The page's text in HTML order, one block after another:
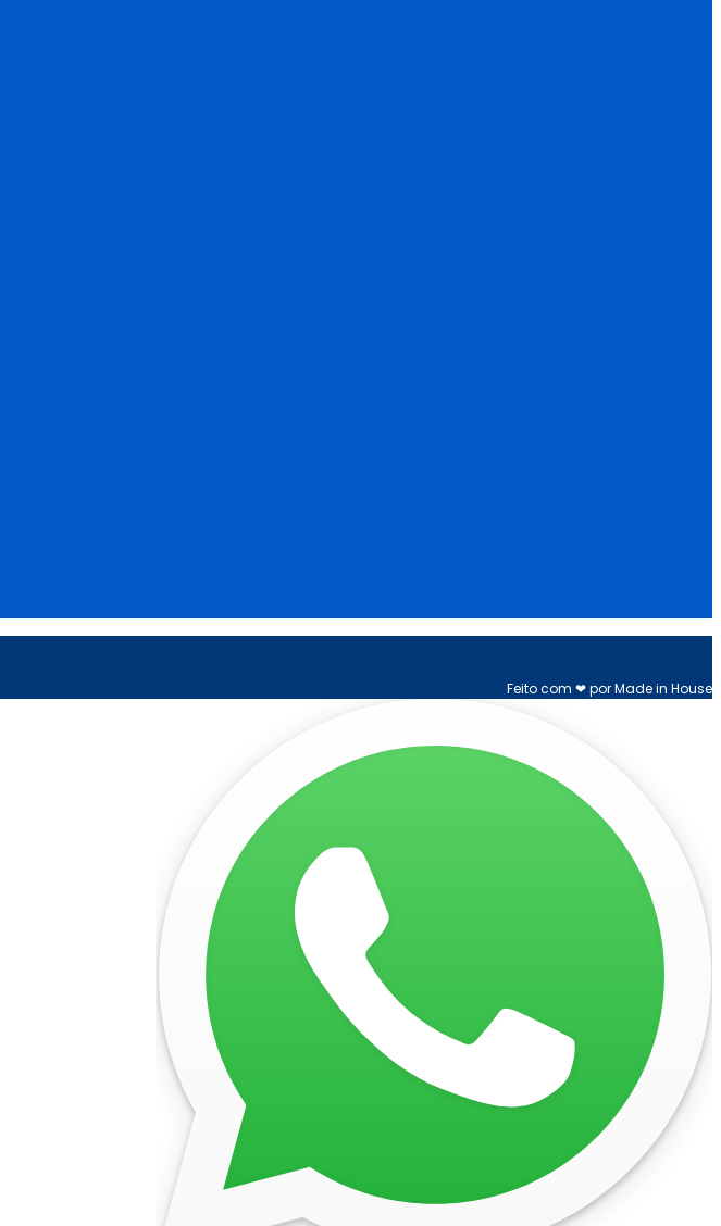
Feito com ❤ por Made in House